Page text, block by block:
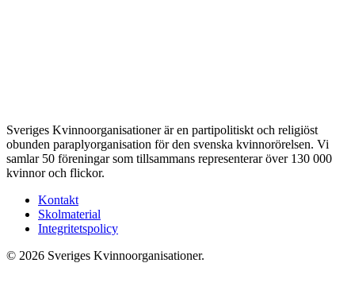
Sveriges Kvinnoorganisationer är en partipolitiskt och religiöst
obunden paraplyorganisation för den svenska kvinnorörelsen. Vi
samlar 50 föreningar som tillsammans representerar över 130 000
kvinnor och flickor.
Kontakt
Skolmaterial
Integritetspolicy
© 2026 Sveriges Kvinnoorganisationer.